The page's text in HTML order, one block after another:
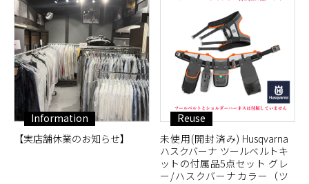
Information
【実店舗休業のお知らせ】
Reuse
未使用(開封済み) Husqvarna
ハスクバーナ ツールベルトキ
ットの付属品5点セット グレ
ー/ハスクバーナカラー（ツ